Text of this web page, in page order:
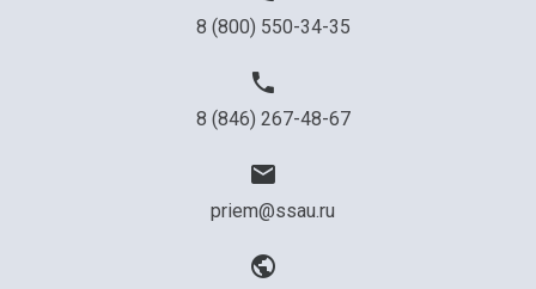
8 (800) 550-34-35
8 (846) 267-48-67
priem@ssau.ru